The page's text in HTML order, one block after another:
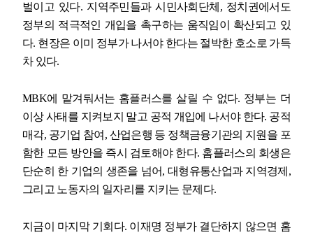
벌이고 있다. 지역주민들과 시민사회단체 , 정치권에서도
정부의 적극적인 개입을 촉구하는 움직임이 확산되고 있
다. 현장은 이미 정부가 나서야 한다는 절박한 호소로 가득
차 있다.
MBK에 맡겨둬서는 홈플러스를 살릴 수 없다. 정부는 더
이상 사태를 지켜보지 말고 공적 개입에 나서야 한다. 공적
매각, 공기업 참여 , 산업은행 등 정책금융기관의 지원을 포
함한 모든 방안을 즉시 검토해야 한다. 홈플러스의 회생은
단순히 한 기업의 생존을 넘어, 대형유통산업과 지역경제 ,
그리고 노동자의 일자리를 지키는 문제다.
지금이 마지막 기회다. 이재명 정부가 결단하지 않으면 홈